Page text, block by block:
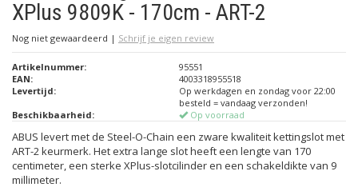
XPlus 9809K - 170cm - ART-2
Nog niet gewaardeerd | Schrijf je eigen review
Artikelnummer:
95551
EAN:
4003318955518
Levertijd:
Op werkdagen en zondag voor 22:00
besteld = vandaag verzonden!
Beschikbaarheid:
Op voorraad
ABUS levert met de Steel-O-Chain een zware kwaliteit kettingslot met
ART-2 keurmerk. Het extra lange slot heeft een lengte van 170
centimeter, een sterke XPlus-slotcilinder en een schakeldikte van 9
millimeter.